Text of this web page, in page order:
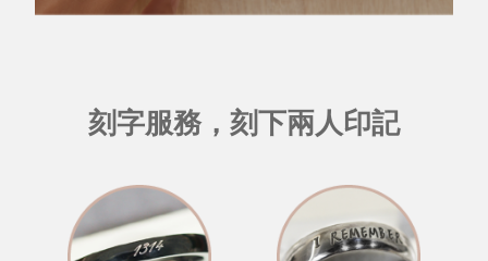
刻字服務，刻下兩人印記